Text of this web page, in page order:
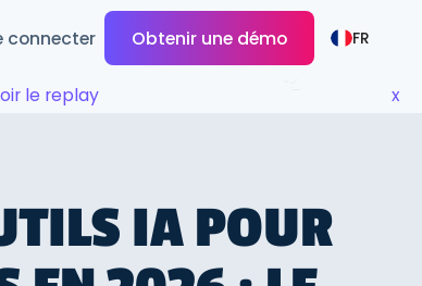
connecter Obtenir une démo FR
le replay x
IA POUR